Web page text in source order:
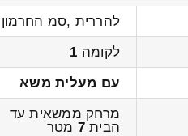
להררית ,סמ החרמון
לקומה 1
עם מעלית משא
מרחק ממשאית עד
הבית7 מטר